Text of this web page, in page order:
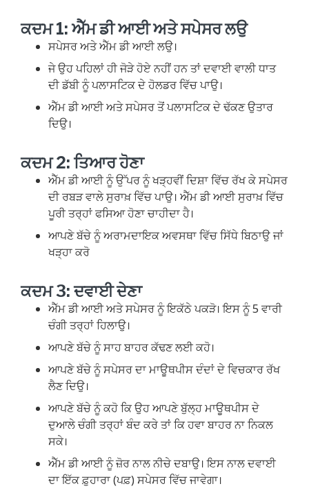
ਕਦਮ 1: ਐੱਮ ਡੀ ਆਈ ਅਤੇ ਸਪੇਸਰ ਲਉ
ਸਪੇਸਰ ਅਤੇ ਐੱਮ ਡੀ ਆਈ ਲਉ।
ਜੇ ਉਹ ਪਹਿਲਾਂ ਹੀ ਜੋੜੇ ਹੋਏ ਨਹੀਂ ਹਨ ਤਾਂ ਦਵਾਈ ਵਾਲੀ ਧਾਤ
ਦੀ ਡੱਬੀ ਨੂੰ ਪਲਾਸਟਿਕ ਦੇ ਹੋਲਡਰ ਵਿੱਚ ਪਾਉ।
ਐੱਮ ਡੀ ਆਈ ਅਤੇ ਸਪੇਸਰ ਤੋਂ ਪਲਾਸਟਿਕ ਦੇ ਢੱਕਣ ਉਤਾਰ
ਦਿਉ।
ਕਦਮ 2: ਤਿਆਰ ਹੋਣਾ
ਐੱਮ ਡੀ ਆਈ ਨੂੰ ਉੱਪਰ ਨੂੰ ਖੜ੍ਹਵੀਂ ਦਿਸ਼ਾ ਵਿੱਚ ਰੱਖ ਕੇ ਸਪੇਸਰ
ਦੀ ਰਬੜ ਵਾਲੇ ਸੁਰਾਖ਼ ਵਿੱਚ ਪਾਉ। ਐੱਮ ਡੀ ਆਈ ਸੁਰਾਖ਼ ਵਿੱਚ
ਪੂਰੀ ਤਰ੍ਹਾਂ ਫਸਿਆ ਹੋਣਾ ਚਾਹੀਦਾ ਹੈ।
ਆਪਣੇ ਬੱਚੇ ਨੂੰ ਅਰਾਮਦਾਇਕ ਅਵਸਥਾ ਵਿੱਚ ਸਿੱਧੇ ਬਿਠਾਉ ਜਾਂ
ਖੜ੍ਹਾ ਕਰੋ
ਕਦਮ 3: ਦਵਾਈ ਦੇਣਾ
ਐੱਮ ਡੀ ਆਈ ਅਤੇ ਸਪੇਸਰ ਨੂੰ ਇਕੱਠੇ ਪਕੜੋ। ਇਸ ਨੂੰ 5 ਵਾਰੀ
ਚੰਗੀ ਤਰ੍ਹਾਂ ਹਿਲਾਉ।
ਆਪਣੇ ਬੱਚੇ ਨੂੰ ਸਾਹ ਬਾਹਰ ਕੱਢਣ ਲਈ ਕਹੋ।
ਆਪਣੇ ਬੱਚੇ ਨੂੰ ਸਪੇਸਰ ਦਾ ਮਾਊਥਪੀਸ ਦੰਦਾਂ ਦੇ ਵਿਚਕਾਰ ਰੱਖ
ਲੈਣ ਦਿਉ।
ਆਪਣੇ ਬੱਚੇ ਨੂੰ ਕਹੋ ਕਿ ਉਹ ਆਪਣੇ ਬੁੱਲ੍ਹ ਮਾਊਥਪੀਸ ਦੇ
ਦੁਆਲੇ ਚੰਗੀ ਤਰ੍ਹਾਂ ਬੰਦ ਕਰੇ ਤਾਂ ਕਿ ਹਵਾ ਬਾਹਰ ਨਾ ਨਿਕਲ
ਸਕੇ।
ਐੱਮ ਡੀ ਆਈ ਨੂੰ ਜ਼ੋਰ ਨਾਲ ਨੀਚੇ ਦਬਾਉ। ਇਸ ਨਾਲ ਦਵਾਈ
ਦਾ ਇੱਕ ਫ਼ੁਹਾਰਾ (ਪਫ਼) ਸਪੇਸਰ ਵਿੱਚ ਜਾਵੇਗਾ।